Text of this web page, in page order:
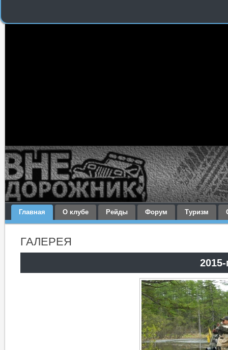
Главная О клубе Рейды Форум Туризм
ГАЛЕРЕЯ